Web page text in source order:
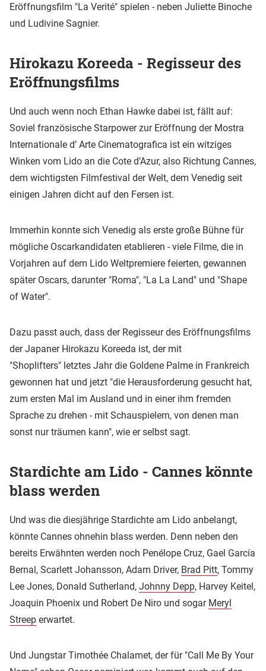
Eröffnungsfilm "La Verité" spielen - neben Juliette Binoche
und Ludivine Sagnier.
Hirokazu Koreeda - Regisseur des
Eröffnungsfilms
Und auch wenn noch Ethan Hawke dabei ist, fällt auf:
Soviel französische Starpower zur Eröffnung der Mostra
Internationale d’ Arte Cinematografica ist ein witziges
Winken vom Lido an die Cote d’Azur, also Richtung Cannes,
dem wichtigsten Filmfestival der Welt, dem Venedig seit
einigen Jahren dicht auf den Fersen ist.
Immerhin konnte sich Venedig als erste große Bühne für
mögliche Oscarkandidaten etablieren - viele Filme, die in
Vorjahren auf dem Lido Weltpremiere feierten, gewannen
später Oscars, darunter "Roma", "La La Land" und "Shape
of Water".
Dazu passt auch, dass der Regisseur des Eröffnungsfilms
der Japaner Hirokazu Koreeda ist, der mit
"Shoplifters" letztes Jahr die Goldene Palme in Frankreich
gewonnen hat und jetzt "die Herausforderung gesucht hat,
zum ersten Mal im Ausland und in einer ihm fremden
Sprache zu drehen - mit Schauspielern, von denen man
sonst nur träumen kann", wie er selbst sagt.
Stardichte am Lido - Cannes könnte
blass werden
Und was die diesjährige Stardichte am Lido anbelangt,
könnte Cannes ohnehin blass werden. Denn neben den
bereits Erwähnten werden noch Penélope Cruz, Gael García
Bernal, Scarlett Johansson, Adam Driver, Brad Pitt, Tommy
Lee Jones, Donald Sutherland, Johnny Depp, Harvey Keitel,
Joaquin Phoenix und Robert De Niro und sogar Meryl
Streep erwartet.
Und Jungstar Timothée Chalamet, der für "Call Me By Your